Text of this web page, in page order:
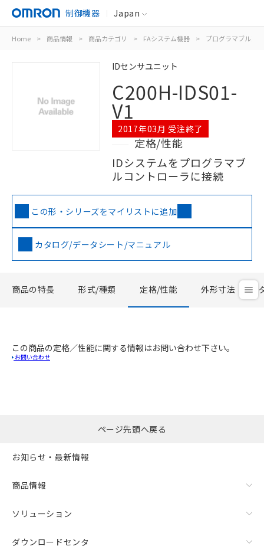
制御機器 Japan
Home > 商品情報 > 商品カテゴリ > FAシステム機器 > プログラマブルコ
IDセンサユニット
C200H-IDS01-
V1
2017年03月 受注終了
定格/性能
IDシステムをプログラマブ
ルコントローラに接続
この形・シリーズをマイリストに追加
カタログ/データシート/マニュアル
商品の特長 形式/種類 定格/性能 外形寸法
この商品の定格／性能に関する情報はお問い合わせ下さい。
お問い合わせ
ページ先頭へ戻る
お知らせ・最新情報
商品情報
ソリューション
ダウンロードセンタ